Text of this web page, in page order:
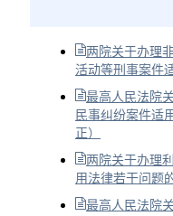
两院关于办理
活动等刑事案件
最高人民法院
民事纠纷案件适
正）
两院关于办理
用法律若干问题
最高人民法院